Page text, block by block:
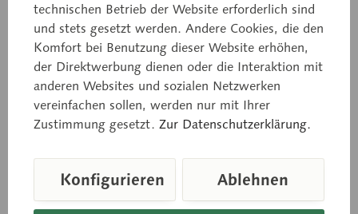
QS 7/6
Künstlicher Homo-Schädel,
weiblich
Schädeldach abnehmbar, Unterkiefer beweglich.
Naturgetreue Wiedergabe der Knochenstruktur. In 3 Teile
zerlegbar.
technischen Betrieb der Website erforderlich sind
und stets gesetzt werden. Andere Cookies, die den
Komfort bei Benutzung dieser Website erhöhen,
der Direktwerbung dienen oder die Interaktion mit
anderen Websites und sozialen Netzwerken
vereinfachen sollen, werden nur mit Ihrer
Zustimmung gesetzt. Zur Datenschutzerklärung.
Konfigurieren Ablehnen